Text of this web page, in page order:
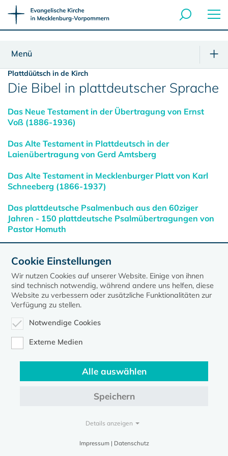
Menü
Plattdüütsch in de Kirch
Die Bibel in plattdeutscher Sprache
Das Neue Testament in der Übertragung von Ernst
Voß (1886-1936)
Das Alte Testament in Plattdeutsch in der
Laienübertragung von Gerd Amtsberg
Das Alte Testament in Mecklenburger Platt von Karl
Schneeberg (1866-1937)
Das plattdeutsche Psalmenbuch aus den 60ziger
Jahren - 150 plattdeutsche Psalmübertragungen von
Pastor Homuth
Kontakt Datenschutz Impressum
Evangelische Kirche in Mecklenburg-Vorpommern © 2026
Cookie Einstellungen
Wir nutzen Cookies auf unserer Website. Einige von ihnen
sind technisch notwendig, während andere uns helfen, diese
Website zu verbessern oder zusätzliche Funktionalitäten zur
Verfügung zu stellen.
Notwendige Cookies
Externe Medien
Alle auswählen
Speichern
Details anzeigen
Impressum | Datenschutz